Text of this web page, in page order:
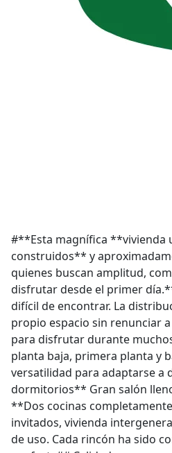
#**Esta magnífica **vivienda
construidos** y
quienes buscan amplitud,
disfrutar desde el primer
difícil de encontrar. La
propio espacio sin renunciar
para disfrutar durante
planta baja, primera planta y
versatilidad para adaptarse a
dormitorios** Gran salón
**Dos cocinas
invitados, vivienda
de uso. Cada rincón ha sido